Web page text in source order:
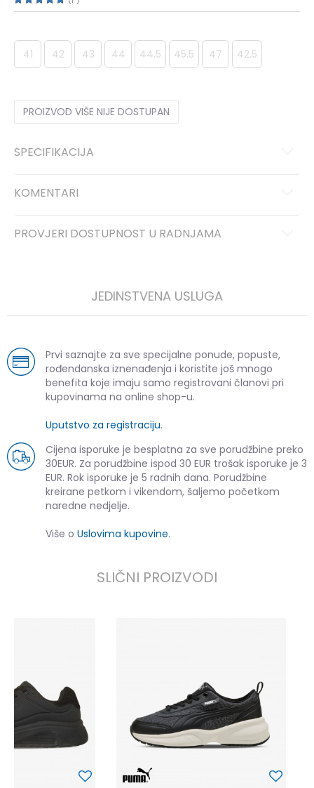
41 42 43 44 44.5 45.5 47 42.5
PROIZVOD VIŠE NIJE DOSTUPAN
SPECIFIKACIJA
KOMENTARI
PROVJERI DOSTUPNOST U RADNJAMA
JEDINSTVENA USLUGA
Prvi saznajte za sve specijalne ponude, popuste,
rođendanska iznenađenja i koristite još mnogo
benefita koje imaju samo registrovani članovi pri
kupovinama na online shop-u.
Uputstvo za registraciju.
Cijena isporuke je besplatna za sve porudžbine preko
30EUR. Za porudžbine ispod 30 EUR trošak isporuke je 3
EUR. Rok isporuke je 5 radnih dana. Porudžbine
kreirane petkom i vikendom, šaljemo početkom
naredne nedjelje.
Više o Uslovima kupovine.
SLIČNI PROIZVODI